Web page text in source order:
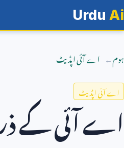
Urdu Ai
ہوم اے آئی اپڈیٹ
اے آئی اپڈیٹ
اے آئی کے